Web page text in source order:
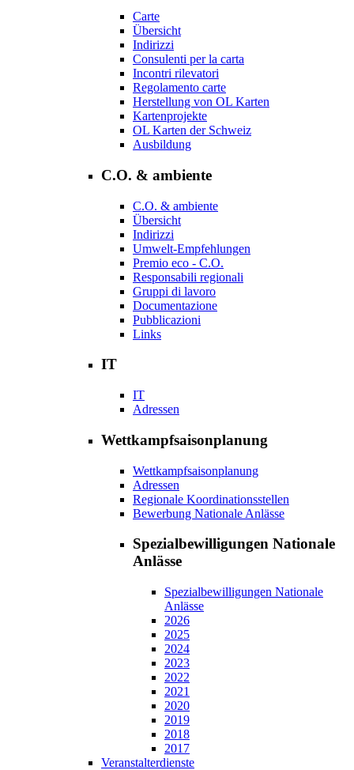
Carte
Übersicht
Indirizzi
Consulenti per la carta
Incontri rilevatori
Regolamento carte
Herstellung von OL Karten
Kartenprojekte
OL Karten der Schweiz
Ausbildung
C.O. & ambiente
C.O. & ambiente
Übersicht
Indirizzi
Umwelt-Empfehlungen
Premio eco - C.O.
Responsabili regionali
Gruppi di lavoro
Documentazione
Pubblicazioni
Links
IT
IT
Adressen
Wettkampfsaisonplanung
Wettkampfsaisonplanung
Adressen
Regionale Koordinationsstellen
Bewerbung Nationale Anlässe
Spezialbewilligungen Nationale
Anlässe
Spezialbewilligungen Nationale
Anlässe
2026
2025
2024
2023
2022
2021
2020
2019
2018
2017
Veranstalterdienste